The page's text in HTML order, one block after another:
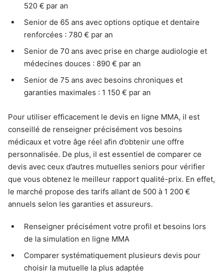
520 € par an
Senior de 65 ans avec options optique et dentaire
renforcées : 780 € par an
Senior de 70 ans avec prise en charge audiologie et
médecines douces : 890 € par an
Senior de 75 ans avec besoins chroniques et
garanties maximales : 1 150 € par an
Pour utiliser efficacement le devis en ligne MMA, il est
conseillé de renseigner précisément vos besoins
médicaux et votre âge réel afin d’obtenir une offre
personnalisée. De plus, il est essentiel de comparer ce
devis avec ceux d’autres mutuelles seniors pour vérifier
que vous obtenez le meilleur rapport qualité-prix. En effet,
le marché propose des tarifs allant de 500 à 1 200 €
annuels selon les garanties et assureurs.
Renseigner précisément votre profil et besoins lors
de la simulation en ligne MMA
Comparer systématiquement plusieurs devis pour
choisir la mutuelle la plus adaptée